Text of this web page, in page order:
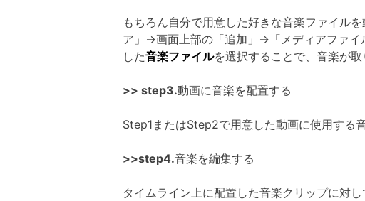
もちろん自分で用意した好きな音楽ファイル
ア」→画面上部の「追加」→「メディアファイ
した音楽ファイルを選択することで、音楽が取
>> step3.動画に音楽を配置する
Step1またはStep2で用意した動画に使用する
>>step4.音楽を編集する
タイムライン上に配置した音楽クリップに対